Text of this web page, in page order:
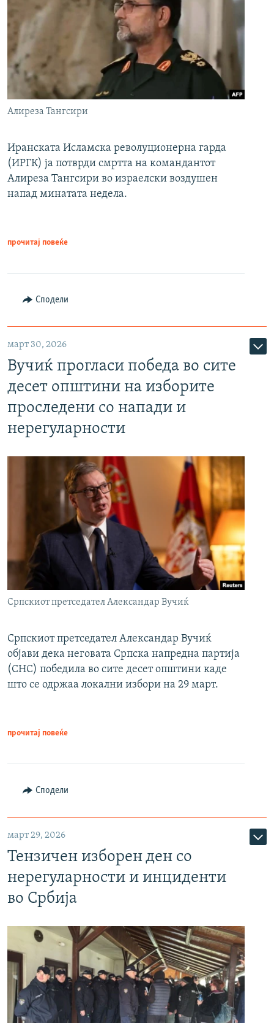
Алиреза Тангсири
Иранската Исламска револуционерна гарда
(ИРГК) ја потврди смртта на командантот
Алиреза Тангсири во израелски воздушен
напад минатата недела.
прочитај повеќе
Сподели
март 30, 2026
Вучиќ прогласи победа во сите
десет општини на изборите
проследени со напади и
нерегуларности
Српскиот претседател Александар Вучиќ
Српскиот претседател Александар Вучиќ
објави дека неговата Српска напредна партија
(СНС) победила во сите десет општини каде
што се одржаа локални избори на 29 март.
прочитај повеќе
Сподели
март 29, 2026
Тензичен изборен ден со
нерегуларности и инциденти
во Србија